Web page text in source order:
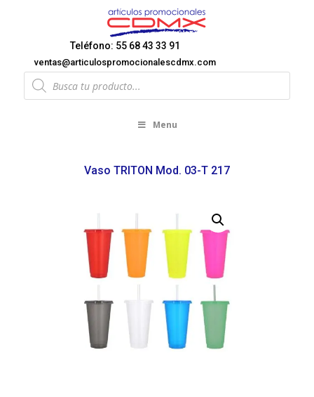
Teléfono: 55 68 43 33 91
ventas@articulospromocionalescdmx.com
Products
search
Menu
Vaso TRITON Mod. 03-T 217